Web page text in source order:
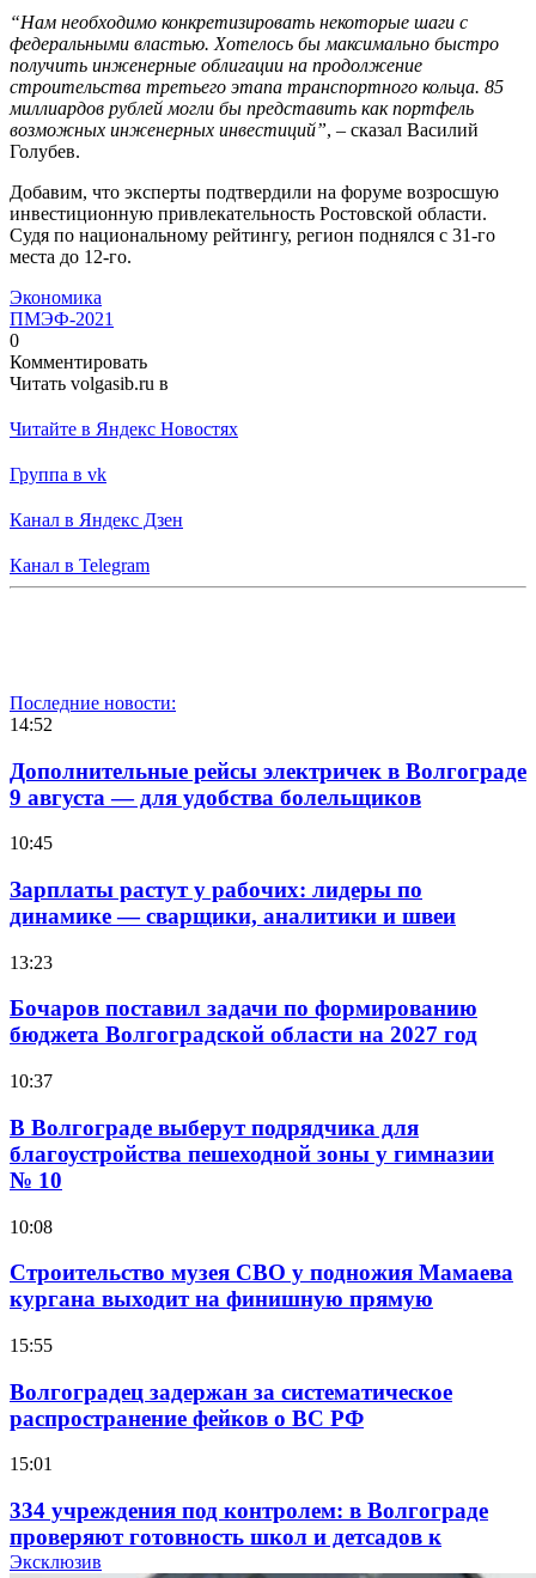
“Нам необходимо конкретизировать некоторые шаги с
федеральными властью. Хотелось бы максимально быстро
получить инженерные облигации на продолжение
строительства третьего этапа транспортного кольца. 85
миллиардов рублей могли бы представить как портфель
возможных инженерных инвестиций”, – сказал Василий
Голубев.
Добавим, что эксперты подтвердили на форуме возросшую
инвестиционную привлекательность Ростовской области.
Судя по национальному рейтингу, регион поднялся с 31-го
места до 12-го.
Экономика
ПМЭФ-2021
0
Комментировать
Читать volgasib.ru в
Читайте в Яндекс Новостях
Группа в vk
Канал в Яндекс Дзен
Канал в Telegram
Последние новости:
14:52
Дополнительные рейсы электричек в Волгограде
9 августа — для удобства болельщиков
10:45
Зарплаты растут у рабочих: лидеры по
динамике — сварщики, аналитики и швеи
13:23
Бочаров поставил задачи по формированию
бюджета Волгоградской области на 2027 год
10:37
В Волгограде выберут подрядчика для
благоустройства пешеходной зоны у гимназии
№ 10
10:08
Строительство музея СВО у подножия Мамаева
кургана выходит на финишную прямую
15:55
Волгоградец задержан за систематическое
распространение фейков о ВС РФ
15:01
334 учреждения под контролем: в Волгограде
проверяют готовность школ и детсадов к
учебному году
Эксклюзив